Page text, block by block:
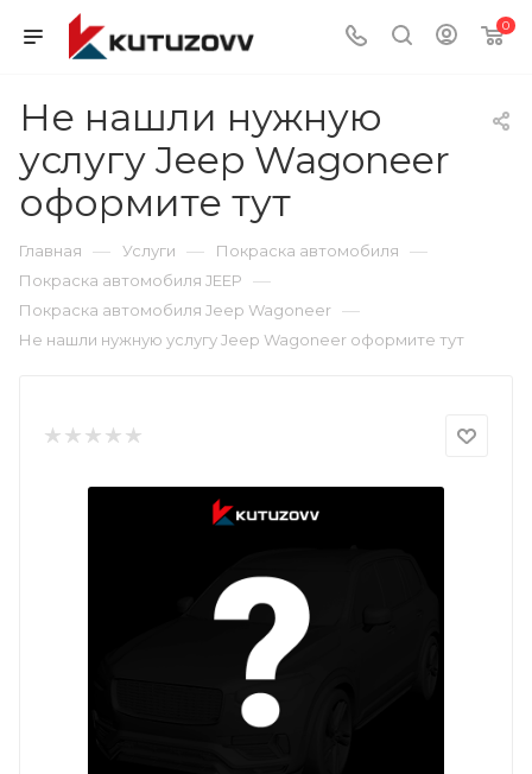
0
Не нашли нужную
услугу Jeep Wagoneer
оформите тут
Главная — Услуги — Покраска автомобиля —
Покраска автомобиля JEEP —
Покраска автомобиля Jeep Wagoneer —
Не нашли нужную услугу Jeep Wagoneer оформите тут